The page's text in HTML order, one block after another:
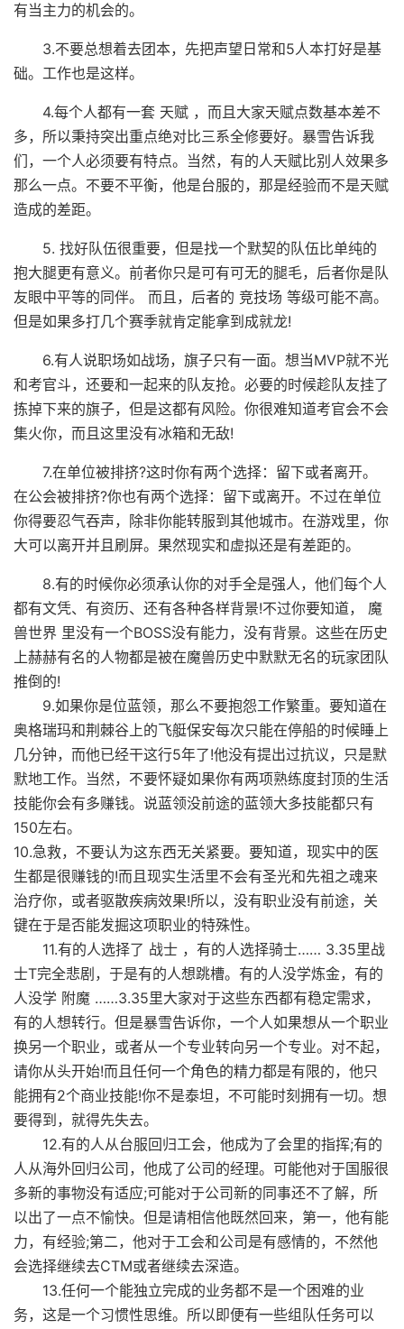
有当主力的机会的。
3.不要总想着去团本，先把声望日常和5人本打好是基
础。工作也是这样。
4.每个人都有一套 天赋 ，而且大家天赋点数基本差不
多，所以秉持突出重点绝对比三系全修要好。暴雪告诉我
们，一个人必须要有特点。当然，有的人天赋比别人效果多
那么一点。不要不平衡，他是台服的，那是经验而不是天赋
造成的差距。
5. 找好队伍很重要，但是找一个默契的队伍比单纯的
抱大腿更有意义。前者你只是可有可无的腿毛，后者你是队
友眼中平等的同伴。 而且，后者的 竞技场 等级可能不高。
但是如果多打几个赛季就肯定能拿到成就龙!
6.有人说职场如战场，旗子只有一面。想当MVP就不光
和考官斗，还要和一起来的队友抢。必要的时候趁队友挂了
拣掉下来的旗子，但是这都有风险。你很难知道考官会不会
集火你，而且这里没有冰箱和无敌!
7.在单位被排挤?这时你有两个选择：留下或者离开。
在公会被排挤?你也有两个选择：留下或离开。不过在单位
你得要忍气吞声，除非你能转服到其他城市。在游戏里，你
大可以离开并且刷屏。果然现实和虚拟还是有差距的。
8.有的时候你必须承认你的对手全是强人，他们每个人
都有文凭、有资历、还有各种各样背景!不过你要知道， 魔
兽世界 里没有一个BOSS没有能力，没有背景。这些在历史
上赫赫有名的人物都是被在魔兽历史中默默无名的玩家团队
推倒的!
9.如果你是位蓝领，那么不要抱怨工作繁重。要知道在
奥格瑞玛和荆棘谷上的飞艇保安每次只能在停船的时候睡上
几分钟，而他已经干这行5年了!他没有提出过抗议，只是默
默地工作。当然，不要怀疑如果你有两项熟练度封顶的生活
技能你会有多赚钱。说蓝领没前途的蓝领大多技能都只有
150左右。
10.急救，不要认为这东西无关紧要。要知道，现实中的医
生都是很赚钱的!而且现实生活里不会有圣光和先祖之魂来
治疗你，或者驱散疾病效果!所以，没有职业没有前途，关
键在于是否能发掘这项职业的特殊性。
11.有的人选择了 战士 ，有的人选择骑士…… 3.35里战
士T完全悲剧，于是有的人想跳槽。有的人没学炼金，有的
人没学 附魔 ……3.35里大家对于这些东西都有稳定需求，
有的人想转行。但是暴雪告诉你，一个人如果想从一个职业
换另一个职业，或者从一个专业转向另一个专业。对不起，
请你从头开始!而且任何一个角色的精力都是有限的，他只
能拥有2个商业技能!你不是泰坦，不可能时刻拥有一切。想
要得到，就得先失去。
12.有的人从台服回归工会，他成为了会里的指挥;有的
人从海外回归公司，他成了公司的经理。可能他对于国服很
多新的事物没有适应;可能对于公司新的同事还不了解，所
以出了一点不愉快。但是请相信他既然回来，第一，他有能
力，有经验;第二，他对于工会和公司是有感情的，不然他
会选择继续去CTM或者继续去深造。
13.任何一个能独立完成的业务都不是一个困难的业
务，这是一个习惯性思维。所以即便有一些组队任务可以